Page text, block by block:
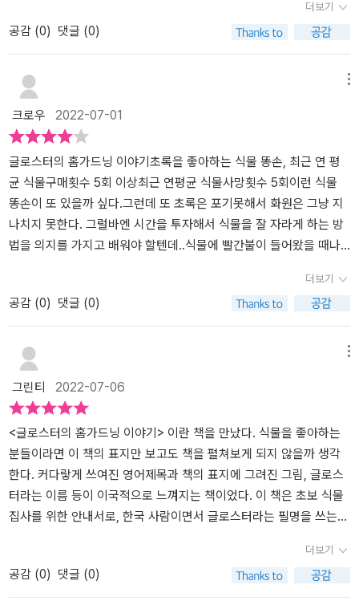
다. 이외에도 아이스크림 숫가락이나 피자커터를 사용해서 가드닝을
하는 이야기도 실려있으니 궁금하신 분들은 직접 확인하시길 바란다.
그리고, 책에 실린 삽화가 요새의 차분하고 감성적인 카페에 앉아서
관엽식물을 보는듯한 느낌의 세밀화여서 사진보다 훨씬 더 책의 분위
기와 잘 어울렸다고 생각한다. 설명도 좋은데 그림까지 더해지니 책
속의 화분을 그림으로 소유한 듯한 기분이었다. 이번 글로스터님의
조언으로 초보 식물 집사에서 조금은 중수 정도로 레벨업하고 싶은
소망이다.
으로 식물 키우기를 하게 되는데 그러다보면 실패를 하기 쉽다. 식물
키우기에 대한 기본기를 쌓아두고 그에 대한 지식이 있어야만 제대로
식물을 키울 수가 있는데 이 책은 초보자들을 위해 식물 키우기에 꼭
필요한 기본기와 저자가 식물을 키우면서 터득한 노하우를 알려준다.
책은 크게 식물 초보를 위한 기초 레시피와, 식물 고수의 비밀 레시피
두 파트로 나뉘어져 있다. 기초 레시피 파트에서는 제목 그대로 실내
가드닝의 기본 툴, 계절에 따른 식물 관리법, 물주기 기술, 흙 배합법,
환기, 빛 관리 등 식물 키우기에 꼭 필요한 기초적인 요소를 다루고 고
수의 비밀 레시피에서는 식물 번식법에 대해 다루고 있다. 이 책의 특
징이기도 한데 여기서는 다른 가드닝 책에 비해 식물 번식법에 대한
내용이 상당히 많은 지면을 차지한다. 이런 정보들을 바탕으로 단순
히 식물을 키우는 것에 그치지 않고, 번식으로 개체수를 늘리며 조금
대 관엽식물을 중심으로 식물 키우기의 기본 원리와 식물 번식법을
알려준다. 열대 관엽식물은 실내에서 키우기 적합하고, 사람들이 좋
아할만한 외형이라 실내 가드닝에 알맞기 때문이다. 다른 책에서는
특정 꽃이나 특정 식물 품종을 지정해서 해당 식물을 키우는 법을 알
려준다면 여기서는 모든 식물에게 적용할 수 있는 기본 원리를 다루
고 있어서 저자가 강조하듯 기본기를 탄탄하게 다질 수 있게 해준다.
식물 키우기의 필수 요소와 기준을 제시하고 그 원리를 이해시켜서
현재 식물집사 개개인의 환경에 맞게 적절하게 적용할 수 있게 된다
는 점이 좋다.이 책에서는 식물 번식법에 대한 설명이 책의 절반을 차
지할만큼 번식법에 대한 노하우에 많은 부분을 할애하고 있다. 초보
식린이들은 식물 한그루를 죽이지 않고 잘 키우는 것만으로도 벅차겠
지만 어느 정도 짬이 되면 그냥 화분 하나의 식물을 키우는 것에서 벗
다. 여기서는 기본적인 식물 번식 노하우와 함께 식물 품종별로 키우
는 법과 번식하는 법을 설명해놓고 있어서 각각의 특징에 맞게 온습
도, 빛, 흙, 물, 비료, 병해충 등 주의 사항을 꼼꼼하게 체크할 수 있다.
별로 관리하는 법등이 자세히 나와있다.책을 읽다 보면 저자가 정말
식물을 좋아하고 직접 키워본 여러 경험들이 책 속에 녹아있다는 것
을 알게 된다.​식물 초보에서 조금 더 나아가면 식물을 늘리는 방법들
도 도전하게 된다.(이것은 국룰)식물을 번식시키는 방법들은 꽤 다양
한데 나도 이런저런 도전을 해 보았었다.어떤 식물은 물꽂이만 해도
잘 되는데 어떤 식물들은 전혀 뿌리를 내리지 못하기도 했다.이 책을
보니.. 아! 나의 지식이 매우 짧았구나. 하는 생각이 들었다.식물별로
번식 시키는 방법이 매우 달랐다.게다가 잎 한 장으로 새로운 개체를
만들어보는 방법도 있는데 정말 식물은 신기하다.식물의 세포는 무척
유연해서 어떤 것으로든 변화할 수 있다는 말을 들었지만 이 정도일
줄이야!​책 말미에 요즘 사람들에게 인기 있는 식물들 관리법과 키우
는 법. 번식하는 법들이 좋았다.또한 맨 마지막 부분에는 큐알코드로
다.​식물 번식 좀 하는 사람이 되면 초보는 이미 탈출!!이 책을 교과서
삼아 초보 탈출을 할 수 있는 발판을 마련해야겠다.
더보기
공감 (0) 댓글 (0)
크로우 2022-07-01
글로스터의 홈가드닝 이야기​초록을 좋아하는 식물 똥손, 최근 연 평
균 식물구매횟수 5회 이상최근 연평균 식물사망횟수 5회이런 식물
똥손이 또 있을까 싶다.그런데 또 초록은 포기못해서 화원은 그냥 지
나치지 못한다. 그럴바엔 시간을 투자해서 식물을 잘 자라게 하는 방
법을 의지를 가지고 배워야 할텐데..식물에 빨간불이 들어왔을 때나
런 악순환을 무한히 반복하던 중 이 책을 만났다.​나와 같이 식물에 대
해서 사전 지식이 약한 사람들이 읽기에 아주 좋은 책이다.왜냐하면
흙의 종류, 물빠짐, 환기, 토분사용등 아주 기초적인 부분을 처음에 쭉
훑어 주기 때문에 애초부터 식물을 건강하게 키울 수 있는 기본 지식
을 제공해 준다.​초보식물집사를 위한 안내서초보를 위한 안내서라는
말이 딱 적당한 좋은 책이다.초보를 위해 또 좋은 점은 흙의 종류, 물
주는 방법, 과습을 체크하는 흙보기등 실제적인 부분을 다루어 준다
는 점과, 단순히 글로만 설명하는 것이 아니라 궁금할 때마다 그림의
비중에 할애를 많이해서 생소한 개념도 쉽게 이해되게 적어준 것이
다.​그동안 우리집에서 죽어나간 식물들아 미안하다.​이책의 구성은 다
음과 같다.​프롤로그실내가드닝 BASIC - 식물 초보를 위한 기초 레시
피실내가드닝 ADVANCE- 식물 고수의 비밀 레시피​목차에는 다 나오
를 들면 필로덴드론, 알로카시아등등에 대해서도 각각 상세 키우는
방법이 나오는 부분은 향후 식물 구매시에 든든한 가이드가 될 것 같
았다.​덧붙임#1. 우리집 식물들이 때때로 물러지면서 시들었는데 그것
더보기
공감 (0) 댓글 (0)
그린티 2022-07-06
<글로스터의 홈가드닝 이야기> 이란 책을 만났다. 식물을 좋아하는
분들이라면 이 책의 표지만 보고도 책을 펼쳐보게 되지 않을까 생각
한다. 커다랗게 쓰여진 영어제목과 책의 표지에 그려진 그림, 글로스
터라는 이름 등이 이국적으로 느껴지는 책이었다. 이 책은 초보 식물
집사를 위한 안내서로, 한국 사람이면서 글로스터라는 필명을 쓰는
분이 쓰신 책일거라 생각했는데, 저자는 경영학을 전공하고 현재 제
약마케팅 관련 업무를 하고 있는 분이었다. 처음에는 풍란으로 시작
해 다육식물, 제라늄등을 거쳐 요즘은 열대관엽에 푹 빠져사는 식물
더보기
공감 (0) 댓글 (0)